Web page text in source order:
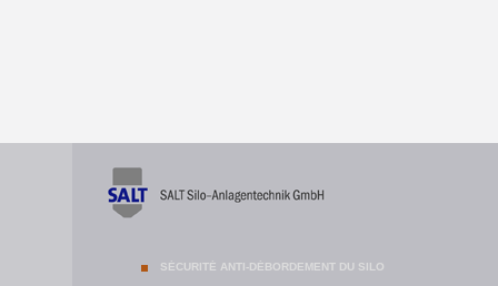
SÉCURITÉ ANTI-DÉBORDEMENT DU SILO